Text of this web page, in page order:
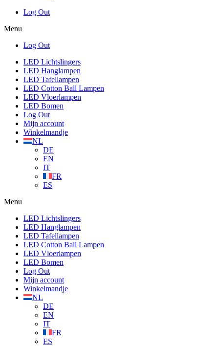
Log Out
Menu
Log Out
LED Lichtslingers
LED Hanglampen
LED Tafellampen
LED Cotton Ball Lampen
LED Vloerlampen
LED Bomen
Log Out
Mijn account
Winkelmandje
NL
DE
EN
IT
FR
ES
Menu
LED Lichtslingers
LED Hanglampen
LED Tafellampen
LED Cotton Ball Lampen
LED Vloerlampen
LED Bomen
Log Out
Mijn account
Winkelmandje
NL
DE
EN
IT
FR
ES